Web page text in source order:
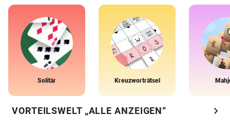
Solitär Kreuzworträtsel
VORTEILSWELT „ALLE ANZEIGEN“ chevron_right